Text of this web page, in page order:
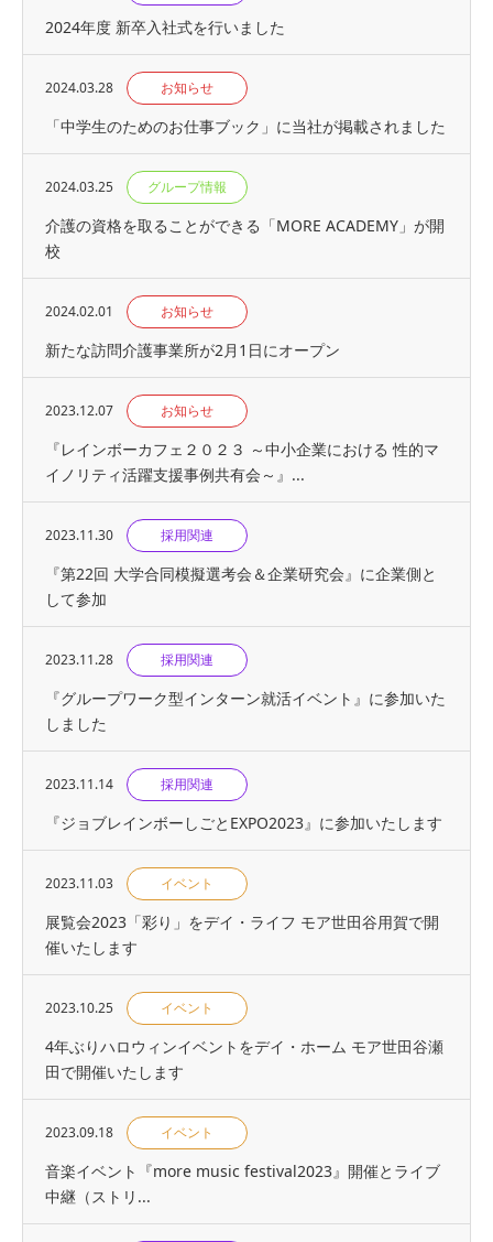
2024年度 新卒入社式を行いました
2024.03.28 お知らせ
「中学生のためのお仕事ブック」に当社が掲載されました
2024.03.25 グループ情報
介護の資格を取ることができる「MORE ACADEMY」が開
校
2024.02.01 お知らせ
新たな訪問介護事業所が2月1日にオープン
2023.12.07 お知らせ
『レインボーカフェ２０２３ ～中小企業における 性的マ
イノリティ活躍支援事例共有会～』...
2023.11.30 採用関連
『第22回 大学合同模擬選考会＆企業研究会』に企業側と
して参加
2023.11.28 採用関連
『グループワーク型インターン就活イベント』に参加いた
しました
2023.11.14 採用関連
『ジョブレインボーしごとEXPO2023』に参加いたします
2023.11.03 イベント
展覧会2023「彩り」をデイ・ライフ モア世田谷用賀で開
催いたします
2023.10.25 イベント
4年ぶりハロウィンイベントをデイ・ホーム モア世田谷瀬
田で開催いたします
2023.09.18 イベント
音楽イベント『more music festival2023』開催とライブ
中継（ストリ...